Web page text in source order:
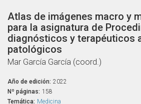
Atlas de imágenes macro y
para la asignatura de
diagnósticos y terapéuticos
patológicos
Mar García García (coord.)
Año de edición: 2022
Nº páginas: 158
Temática: Medicina